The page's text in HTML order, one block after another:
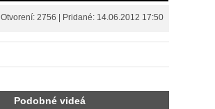
Otvorení: 2756 | Pridané: 14.06.2012 17:50
Podobné videá